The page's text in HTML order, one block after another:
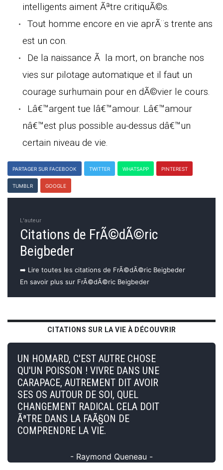
intelligents aiment Ãªtre critiquÃ©s.
Tout homme encore en vie aprÃ¨s trente ans
est un con.
De la naissance Ã la mort, on branche nos
vies sur pilotage automatique et il faut un
courage surhumain pour en dÃ©vier le cours.
Lâ€™argent tue lâ€™amour. Lâ€™amour
nâ€™est plus possible au-dessus dâ€™un
certain niveau de vie.
PARTAGER SUR FACEBOOK TWITTER WHATSAPP PINTEREST
TUMBLR GOOGLE
L'auteur
Citations de FrÃ©dÃ©ric
Beigbeder
➡️ Lire toutes les citations de FrÃ©dÃ©ric Beigbeder
En savoir plus sur FrÃ©dÃ©ric Beigbeder
CITATIONS SUR LA VIE À DÉCOUVRIR
UN HOMARD, C'EST AUTRE CHOSE
QU'UN POISSON ! VIVRE DANS UNE
CARAPACE, AUTREMENT DIT AVOIR
SES OS AUTOUR DE SOI, QUEL
CHANGEMENT RADICAL CELA DOIT
ÃªTRE DANS LA FAÃ§ON DE
COMPRENDRE LA VIE.
- Raymond Queneau -